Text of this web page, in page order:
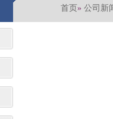
首页» 公司新